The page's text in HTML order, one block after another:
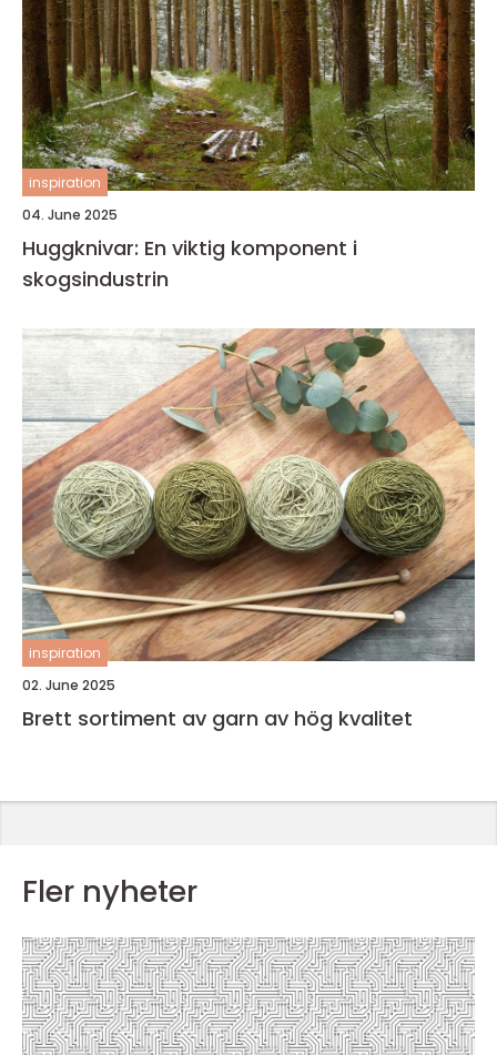
inspiration
04. June 2025
Huggknivar: En viktig komponent i
skogsindustrin
inspiration
02. June 2025
Brett sortiment av garn av hög kvalitet
Fler nyheter